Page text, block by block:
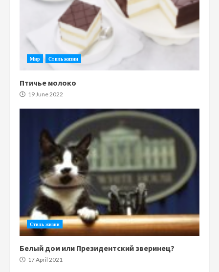
Мир Стиль жизни
Птичье молоко
19 June 2022
Стиль жизни
Белый дом или Президентский зверинец?
17 April 2021